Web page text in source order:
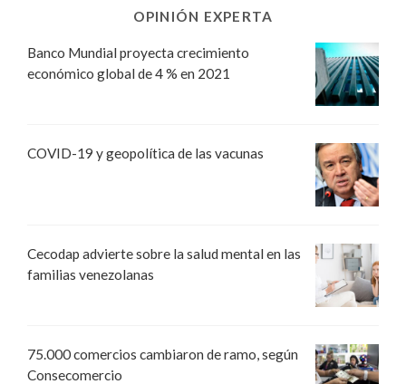
OPINIÓN EXPERTA
Banco Mundial proyecta crecimiento
económico global de 4 % en 2021
COVID-19 y geopolítica de las vacunas
Cecodap advierte sobre la salud mental en las
familias venezolanas
75.000 comercios cambiaron de ramo, según
Consecomercio